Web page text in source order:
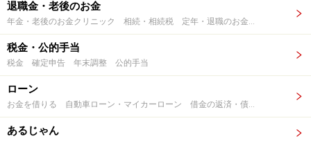
退職金・老後のお金
年金・老後のお金クリニック 相続・相続税 定年・退職のお金 年金 企業年金・401k 個人年金
税金・公的手当
税金 確定申告 年末調整 公的手当
ローン
お金を借りる 自動車ローン・マイカーローン 借金の返済・債務整理 まとめローン 過払い金返還請求
あるじゃん